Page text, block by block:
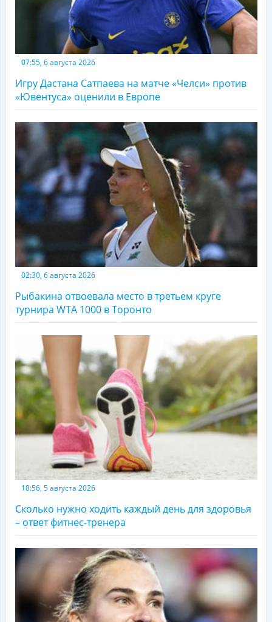
07:55, 6 августа 2026
Игру Дастана Сатпаева на матче «Челси» против
«Ювентуса» оценили в Европе
02:30, 6 августа 2026
Рыбакина отвоевала место в третьем круге
турнира WTA 1000 в Торонто
18:56, 5 августа 2026
Сколько нужно ходить каждый день для здоровья
– ответ фитнес-тренера